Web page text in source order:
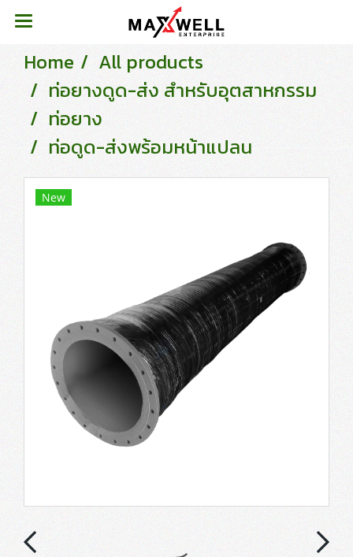
Home
All products
ท่อยางดูด-ส่ง สำหรับอุตสาหกรรม
ท่อยาง
ท่อดูด-ส่งพร้อมหน้าแปลน
New